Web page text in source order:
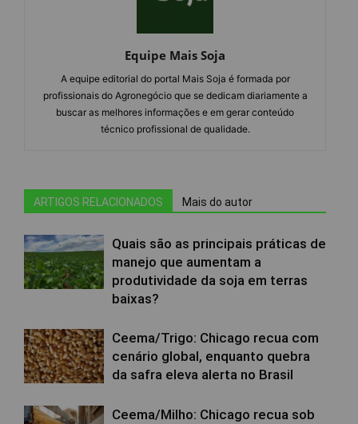
Equipe Mais Soja
A equipe editorial do portal Mais Soja é formada por
profissionais do Agronegócio que se dedicam diariamente a
buscar as melhores informações e em gerar conteúdo
técnico profissional de qualidade.
ARTIGOS RELACIONADOS Mais do autor
Quais são as principais práticas de
manejo que aumentam a
produtividade da soja em terras
baixas?
Ceema/Trigo: Chicago recua com
cenário global, enquanto quebra
da safra eleva alerta no Brasil
Ceema/Milho: Chicago recua sob